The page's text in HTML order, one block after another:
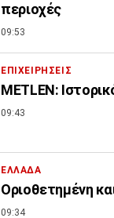
περιοχές
09:53
ΕΠΙΧΕΙΡΗΣΕΙΣ
METLEN:
09:43
ΕΛΛΑΔΑ
Οριοθετημένη
09:34